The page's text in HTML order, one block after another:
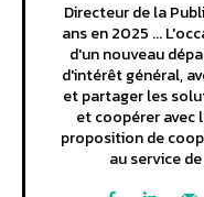
Directeur de la
ans en 2025 ...
d'un nouveau
d'intérêt général,
et partager les
et coopérer avec
proposition de
au service